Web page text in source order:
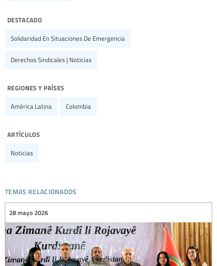
destacado
Solidaridad En Situaciones De Emergencia
Derechos Sindicales | Noticias
regiones y países
América Latina Colombia
artículos
Noticias
temas relacionados
28 mayo 2026